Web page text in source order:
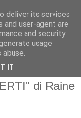
di Raine
deliver its services
and user-agent are
and security
usage
IT